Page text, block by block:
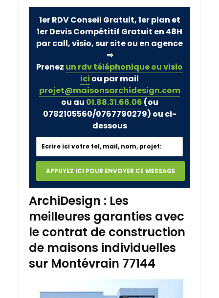
1er RDV Conseil Gratuit, 1er plan et
1er Devis Compétitif Gratuit en 48H
par call, visio, sur site ou en agence
⇒
Prenez un rdv téléphonique ou visio
ici ou par mail
projet@maisonsarchidesign.com
ou au 01.88.31.66.06 (ou
0782105560/0767790279) ou ci-
dessous
ArchiDesign : Les
meilleures garanties avec
le contrat de construction
de maisons individuelles
sur Montévrain 77144